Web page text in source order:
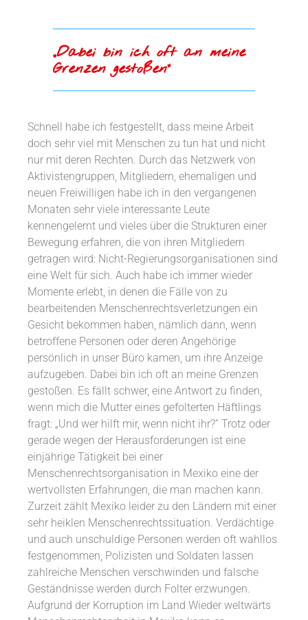
„Dabei bin ich oft an meine
Grenzen gestoßen“
Schnell habe ich festgestellt, dass meine Arbeit
doch sehr viel mit Menschen zu tun hat und nicht
nur mit deren Rechten. Durch das Netzwerk von
Aktivistengruppen, Mitgliedern, ehemaligen und
neuen Freiwilligen habe ich in den vergangenen
Monaten sehr viele interessante Leute
kennengelernt und vieles über die Strukturen einer
Bewegung erfahren, die von ihren Mitgliedern
getragen wird: Nicht-Regierungsorganisationen sind
eine Welt für sich. Auch habe ich immer wieder
Momente erlebt, in denen die Fälle von zu
bearbeitenden Menschenrechtsverletzungen ein
Gesicht bekommen haben, nämlich dann, wenn
betroffene Personen oder deren Angehörige
persönlich in unser Büro kamen, um ihre Anzeige
aufzugeben. Dabei bin ich oft an meine Grenzen
gestoßen. Es fällt schwer, eine Antwort zu finden,
wenn mich die Mutter eines gefolterten Häftlings
fragt: „Und wer hilft mir, wenn nicht ihr?“ Trotz oder
gerade wegen der Herausforderungen ist eine
einjährige Tätigkeit bei einer
Menschenrechtsorganisation in Mexiko eine der
wertvollsten Erfahrungen, die man machen kann.
Zurzeit zählt Mexiko leider zu den Ländern mit einer
sehr heiklen Menschenrechtssituation. Verdächtige
und auch unschuldige Personen werden oft wahllos
festgenommen, Polizisten und Soldaten lassen
zahlreiche Menschen verschwinden und falsche
Geständnisse werden durch Folter erzwungen.
Aufgrund der Korruption im Land Wieder weltwärts